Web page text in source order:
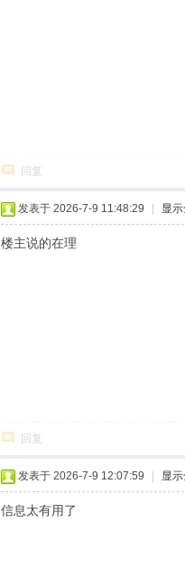
回复
发表于 2026-7-9 11:48:29 显
楼主说的在理
回复
发表于 2026-7-9 12:07:59 显
信息太有用了